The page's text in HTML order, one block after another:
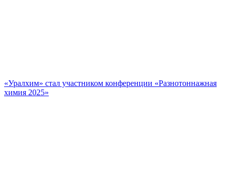
«Уралхим» стал участником конференции «Разнотоннажная
химия 2025»